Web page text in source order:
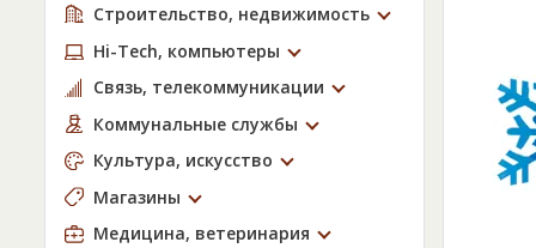
Строительство, недвижимость
Hi-Tech, компьютеры
Связь, телекоммуникации
Коммунальные службы
Культура, искусство
Магазины
Медицина, ветеринария